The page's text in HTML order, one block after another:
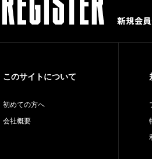
このサイトについて
初めての方へ
会社概要